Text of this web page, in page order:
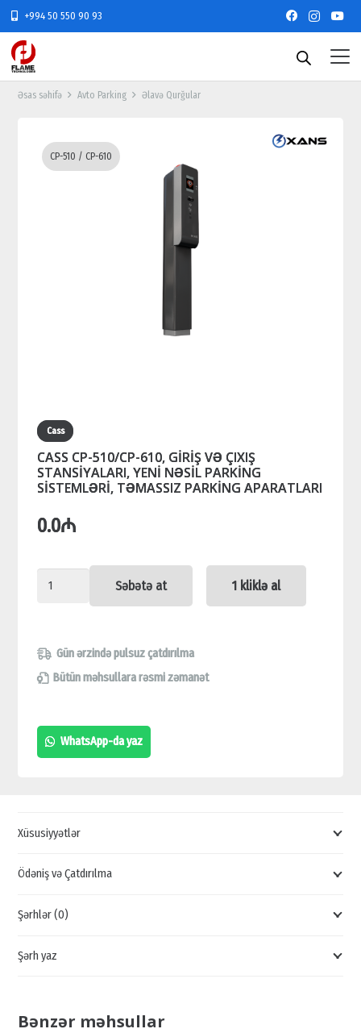
+994 50 550 90 93
Əsas səhifə Avto Parking Əlavə Qurğular
CP-510 / CP-610
Cass
CASS CP-510/CP-610, GİRİŞ VƏ ÇIXIŞ
STANSİYALARI, YENİ NƏSİL PARKİNG
SİSTEMLƏRİ, TƏMASSIZ PARKİNG APARATLARI
0.0₼
CASS
610,
GİRİŞ
ÇIXIŞ
STANSİYALARI,
TƏMASSIZ
APARATLARI
Səbətə at 1 kliklə al
Gün ərzində pulsuz çatdırılma
Bütün məhsullara rəsmi zəmanət
WhatsApp-da yaz
Xüsusiyyətlər
Ödəniş və Çatdırılma
Şərhlər (0)
Şərh yaz
Bənzər məhsullar